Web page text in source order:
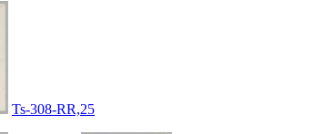
Ts-308-RR,25